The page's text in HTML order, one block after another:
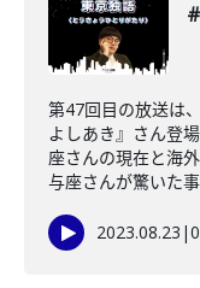
第47回目の放送は
よしあき』さん登
座さんの現在と海
与座さんが驚いた
2023.08.23 |